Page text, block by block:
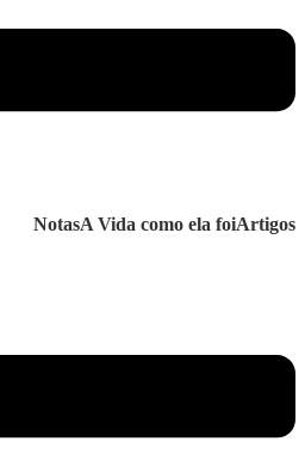
NotasA Vida como ela foiArtigos